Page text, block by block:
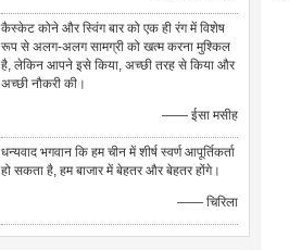
कैस्केट कोने और स्विंग बार को एक ही रंग में विशेष
रूप से अलग-अलग सामग्री को खत्म करना मुश्किल
है, लेकिन आपने इसे किया, अच्छी तरह से किया और
अच्छी नौकरी की।
—— ईसा मसीह
धन्यवाद भगवान कि हम चीन में शीर्ष स्वर्ण आपूर्तिकर्ता
हो सकता है, हम बाजार में बेहतर और बेहतर होंगे।
—— चिरिला